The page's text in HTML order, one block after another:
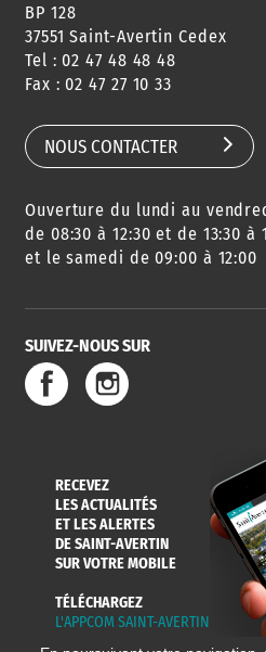
BP 128
37551 Saint-Avertin Cedex
Tel : 02 47 48 48 48
Fax : 02 47 27 10 33
NOUS CONTACTER
Ouverture du lundi au
de 08:30 à 12:30 et de 13:30 à
et le samedi de 09:00 à 12:00
SUIVEZ-NOUS SUR
RECEVEZ
LES ACTUALITÉS
ET LES ALERTES
DE SAINT-AVERTIN
SUR VOTRE MOBILE
TÉLÉCHARGEZ
L'APPCOM SAINT-AVERTIN